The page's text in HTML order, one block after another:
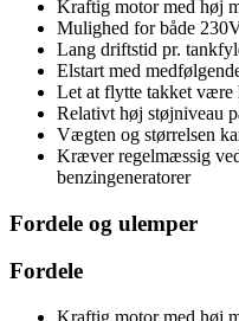
Kraftig motor med høj
Mulighed for både
Lang driftstid pr.
Elstart med
Let at flytte takket være
Relativt høj støjniveau
Vægten og størrelsen
Kræver regelmæssig
benzingeneratorer
Fordele og ulemper
Fordele